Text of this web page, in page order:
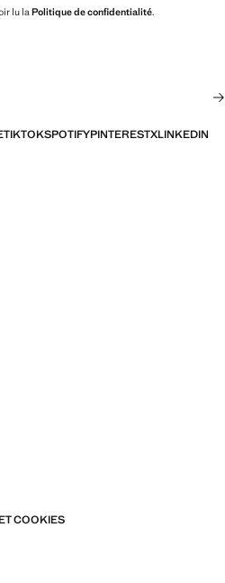
lu la Politique de confidentialité.
TIKTOKSPOTIFYPINTERESTXLINKEDIN
COOKIES